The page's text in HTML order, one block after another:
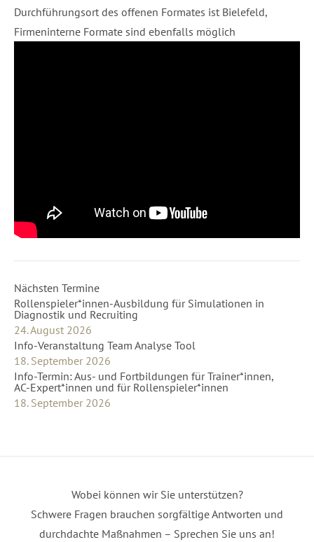
Durchführungsort des offenen Formates ist Bielefeld,
Firmeninterne Formate sind ebenfalls möglich
Nächsten Termine
Rollenspieler*innen-Ausbildung für Simulationen in
Diagnostik und Recruiting
24. August 2026
Info-Veranstaltung Team Analyse Tool
18. September 2026
Info-Termin: Aus- und Fortbildungen für Trainer*innen,
AC-Expert*innen und für Rollenspieler*innen
18. September 2026
Wobei können wir Sie unterstützen?
Schwere Fragen brauchen sorgfältige Antworten und
durchdachte Maßnahmen – Sprechen Sie uns an!